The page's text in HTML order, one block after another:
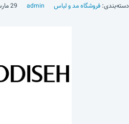
دسته‌بندی: فروشگاه مد و لباس admin 29 مارس 2023